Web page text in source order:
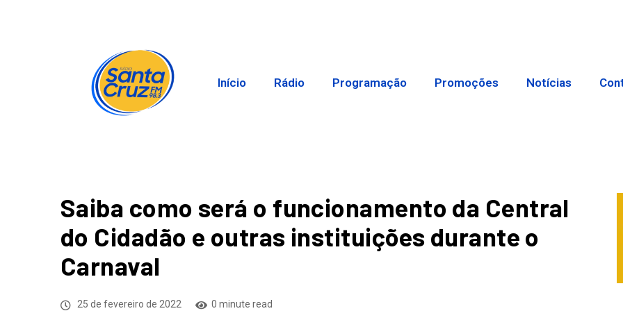
Início Rádio Programação Promoções Notícias
Saiba como será o funcionamento da Central
do Cidadão e outras instituições durante o
Carnaval
25 de fevereiro de 2022 0 minute read